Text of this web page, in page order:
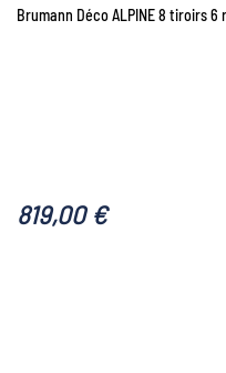
Brumann Déco ALPINE 8 tiroirs
819,00 €